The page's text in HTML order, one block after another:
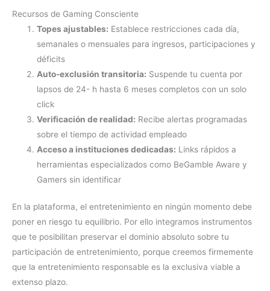
Recursos de Gaming Consciente
Topes ajustables: Establece restricciones cada día,
semanales o mensuales para ingresos, participaciones y
déficits
Auto-exclusión transitoria: Suspende tu cuenta por
lapsos de 24- h hasta 6 meses completos con un solo
click
Verificación de realidad: Recibe alertas programadas
sobre el tiempo de actividad empleado
Acceso a instituciones dedicadas: Links rápidos a
herramientas especializados como BeGamble Aware y
Gamers sin identificar
En la plataforma, el entretenimiento en ningún momento debe
poner en riesgo tu equilibrio. Por ello integramos instrumentos
que te posibilitan preservar el dominio absoluto sobre tu
participación de entretenimiento, porque creemos firmemente
que la entretenimiento responsable es la exclusiva viable a
extenso plazo.